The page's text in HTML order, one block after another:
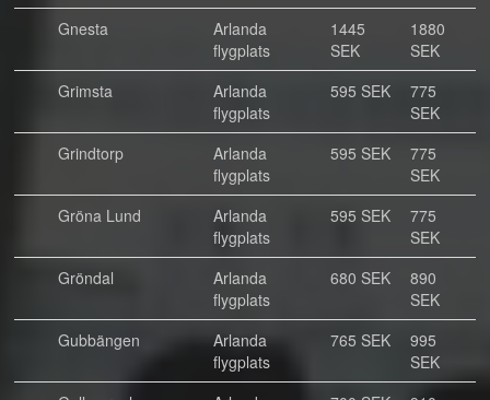
Gnesta
Arlanda
flygplats
1445
SEK
1880
SEK
Grimsta
Arlanda
flygplats
595 SEK
775
SEK
Grindtorp
Arlanda
flygplats
595 SEK
775
SEK
Gröna Lund
Arlanda
flygplats
595 SEK
775
SEK
Gröndal
Arlanda
flygplats
680 SEK
890
SEK
Gubbängen
Arlanda
flygplats
765 SEK
995
SEK